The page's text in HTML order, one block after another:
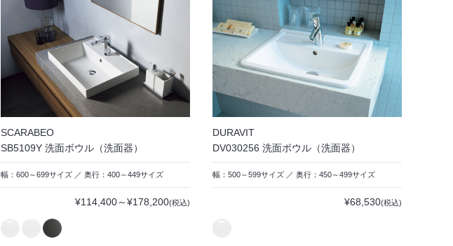
SCARABEO
SB5109Y 洗面ボウル（洗面器）
幅：600～699サイズ ／ 奥行：400～449サイズ
¥114,400～¥178,200(税込)
DURAVIT
DV030256 洗面ボウル（洗面器）
幅：500～599サイズ ／ 奥行：450～499サイズ
¥68,530(税込)